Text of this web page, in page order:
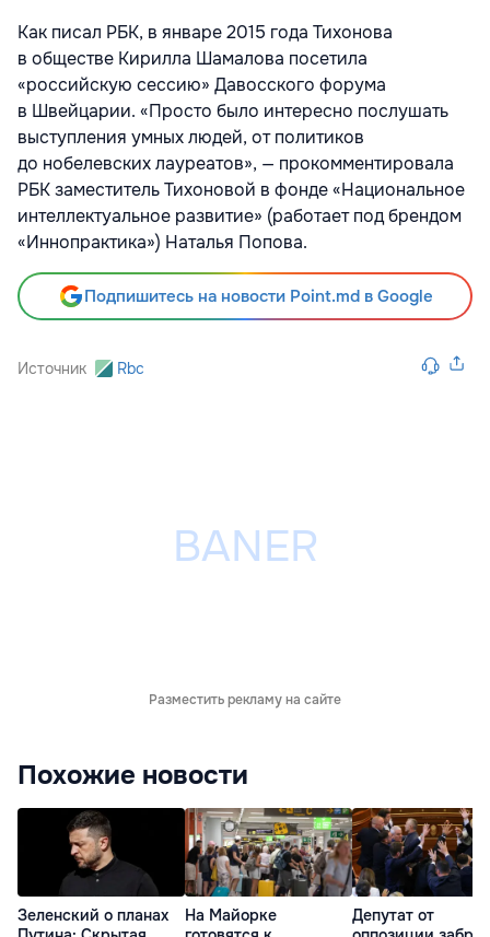
Как писал РБК, в январе 2015 года Тихонова
в обществе Кирилла Шамалова посетила
«российскую сессию» Давосского форума
в Швейцарии. «Просто было интересно послушать
выступления умных людей, от политиков
до нобелевских лауреатов», — прокомментировала
РБК заместитель Тихоновой в фонде «Национальное
интеллектуальное развитие» (работает под брендом
«Иннопрактика») Наталья Попова.
Подпишитесь на новости Point.md в Google
Источник Rbc
Разместить рекламу на сайте
Похожие новости
Зеленский о планах
На Майорке
Депутат от